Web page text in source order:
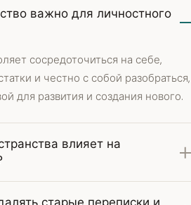
важно для личностного
сосредоточиться на себе,
и честно с собой разобраться,
для развития и создания нового.
влияет на